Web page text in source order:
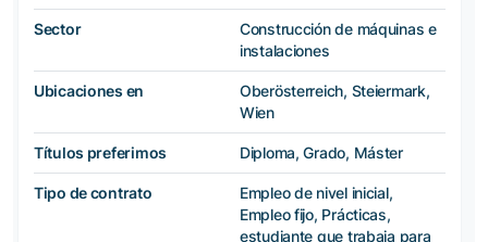
Sector
Construcción de máquinas e
instalaciones
Ubicaciones en
Oberösterreich, Steiermark,
Wien
Títulos preferimos Diploma, Grado, Máster
Tipo de contrato
Empleo de nivel inicial,
Empleo fijo, Prácticas,
estudiante que trabaja para